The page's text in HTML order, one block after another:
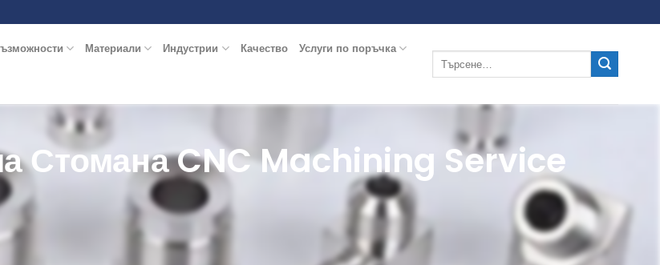
Материали Индустрии Качество Услуги по поръчка
Стомана CNC Machining Service